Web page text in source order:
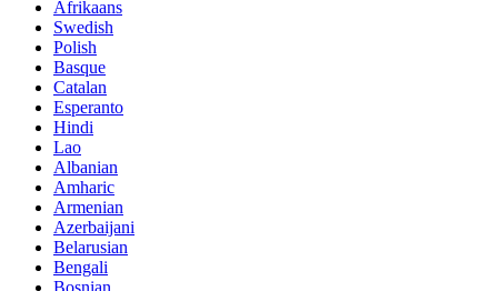
Afrikaans
Swedish
Polish
Basque
Catalan
Esperanto
Hindi
Lao
Albanian
Amharic
Armenian
Azerbaijani
Belarusian
Bengali
Bosnian